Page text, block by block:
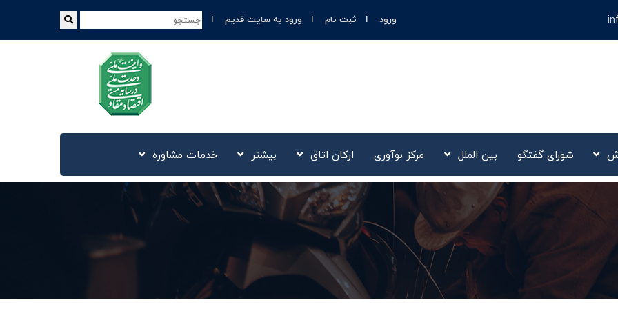
ورود ثبت نام ورود به سایت قدیم
شورای گفتگو بین الملل مرکز نوآوری‌ ارکان اتاق بیشتر خدمات مشاوره